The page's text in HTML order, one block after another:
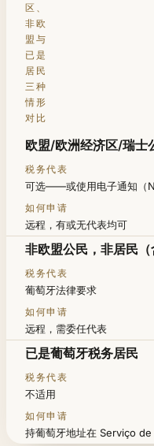
区、
非欧
盟与
已是
居民
三种
情形
对比
您的情形
税务代表
如何申请
欧盟/欧洲经济区/瑞士
可选——或使用电子通知（
远程，有或无代表均可
非欧盟公民，非居民（
葡萄牙法律要求
远程，需委任代表
已是葡萄牙税务居民
不适用
持葡萄牙地址在 Serviço